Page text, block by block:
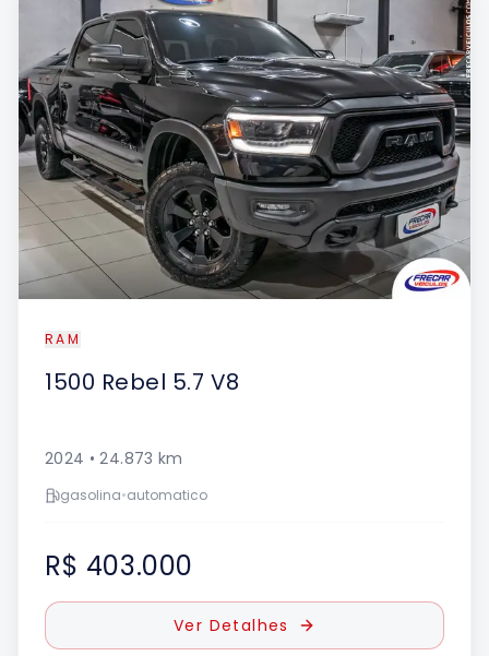
RAM
1500 Rebel 5.7 V8
2024 •24.873 km
gasolina•automatico
R$ 403.000
Ver Detalhes